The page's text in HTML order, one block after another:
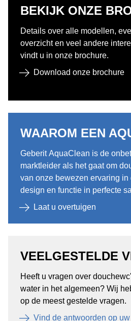
BEKIJK ONZE
Details over alle modellen,
overzicht en veel andere
vindt u in onze brochure.
Download onze brochure
WAAROM EEN
Geberit AquaClean is de
marktleider als het gaat om
van onze bewezen ervaring
design en functie in perfecte
Laat u overtuigen
VEELGESTELDE
Heeft u vragen over
water in het algemeen? Wij
op de meest gestelde vragen.
Vind de antwoorden op